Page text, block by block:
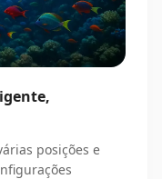
posições e